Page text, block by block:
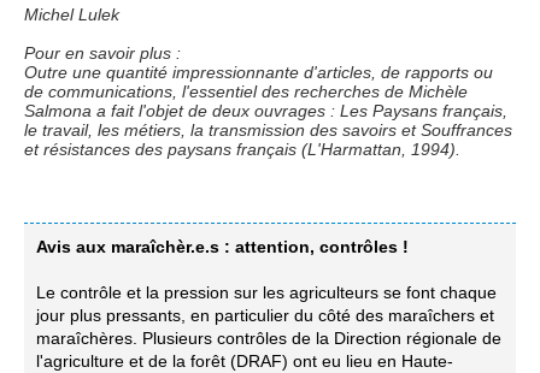
Michel Lulek
Pour en savoir plus :
Outre une quantité impressionnante d'articles, de rapports ou
de communications, l'essentiel des recherches de Michèle
Salmona a fait l'objet de deux ouvrages : Les Paysans français,
le travail, les métiers, la transmission des savoirs et Souffrances
et résistances des paysans français (L'Harmattan, 1994).
Avis aux maraîchèr.e.s : attention, contrôles !
Le contrôle et la pression sur les agriculteurs se font chaque
jour plus pressants, en particulier du côté des maraîchers et
maraîchères. Plusieurs contrôles de la Direction régionale de
l'agriculture et de la forêt (DRAF) ont eu lieu en Haute-